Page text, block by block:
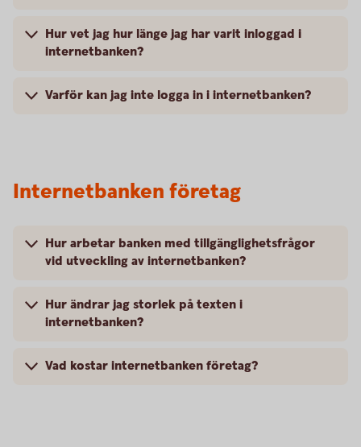
Hur vet jag hur länge jag har varit inloggad i
internetbanken?
Varför kan jag inte logga in i internetbanken?
Internetbanken företag
Hur arbetar banken med tillgänglighetsfrågor
vid utveckling av internetbanken?
Hur ändrar jag storlek på texten i
internetbanken?
Vad kostar internetbanken företag?